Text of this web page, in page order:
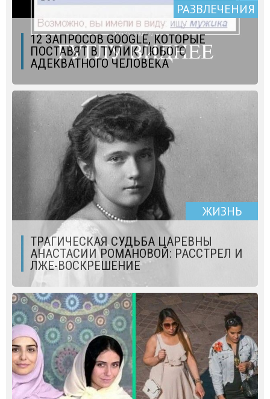
РАЗВЛЕЧЕНИЯ
12 ЗАПРОСОВ GOOGLE, КОТОРЫЕ
ПОСТАВЯТ В ТУПИК ЛЮБОГО
АДЕКВАТНОГО ЧЕЛОВЕКА
ЖИЗНЬ
ТРАГИЧЕСКАЯ СУДЬБА ЦАРЕВНЫ
АНАСТАСИИ РОМАНОВОЙ: РАССТРЕЛ И
ЛЖЕ-ВОСКРЕШЕНИЕ